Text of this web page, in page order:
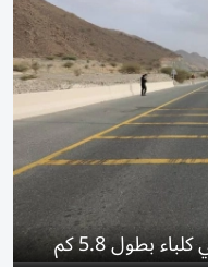
بطول 5.8 كم